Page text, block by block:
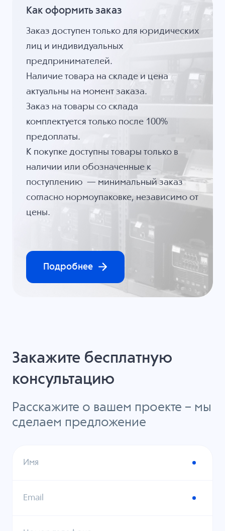
Как оформить заказ
Заказ доступен только для юридических
лиц и индивидуальных
предпринимателей.
Наличие товара на складе и цена
актуальны на момент заказа.
Заказ на товары со склада
комплектуется только после 100%
предоплаты.
К покупке доступны товары только в
наличии или обозначенные к
поступлению — минимальный заказ
согласно нормоупаковке, независимо от
цены.
Подробнее
Закажите бесплатную
консультацию
Расскажите о вашем проекте – мы
сделаем предложение
Имя
Email